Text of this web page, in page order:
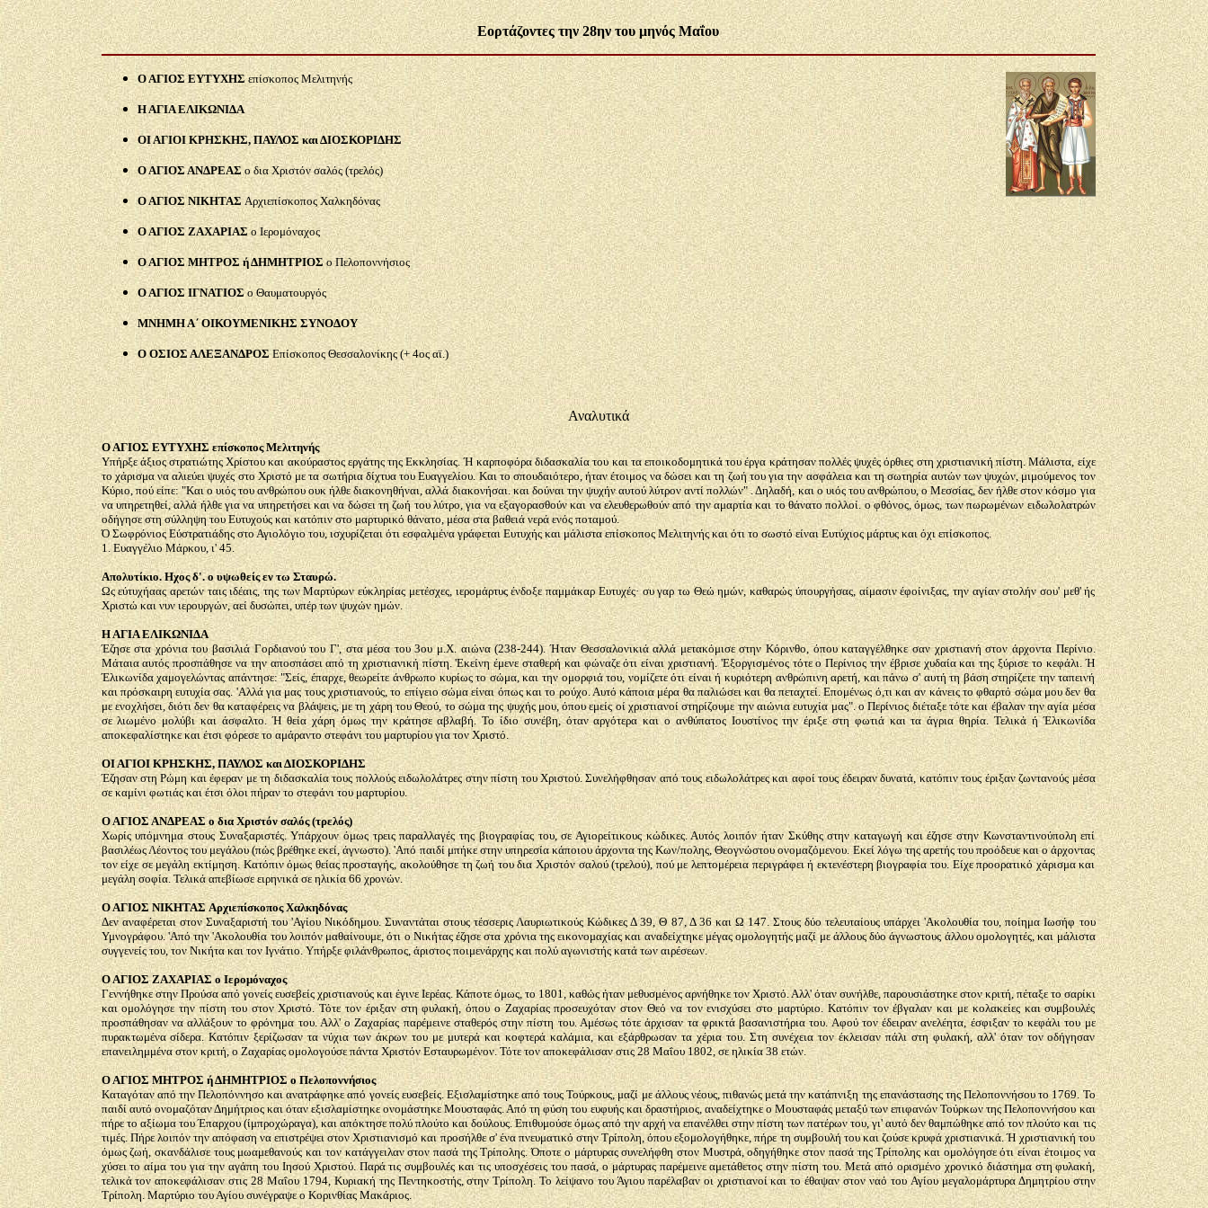
Εορτάζοντες την 28ην του μηνός Μαΐου
Ο ΑΓΙΟΣ ΕΥΤΥΧΗΣεπίσκοπος Μελιτηνής
Η ΑΓΙΑ ΕΛΙΚΩΝΙΔΑ
ΟΙ ΑΓΙΟΙ ΚΡΗΣΚΗΣ, ΠΑΥΛΟΣ και ΔΙΟΣΚΟΡΙΔΗΣ
Ο ΑΓΙΟΣ ΑΝΔΡΕΑΣο δια Χριστόν σαλός (τρελός)
Ο ΑΓΙΟΣ ΝΙΚΗΤΑΣ Αρχιεπίσκοπος Χαλκηδόνας
Ο ΑΓΙΟΣ ΖΑΧΑΡΙΑΣο Ιερομόναχος
Ο ΑΓΙΟΣ ΜΗΤΡΟΣ ή ΔΗΜΗΤΡΙΟΣο Πελοποννήσιος
Ο ΑΓΙΟΣ ΙΓΝΑΤΙΟΣο Θαυματουργός
ΜΝΗΜΗ Α΄ ΟΙΚΟΥΜΕΝΙΚΗΣ ΣΥΝΟΔΟΥ
Ο ΟΣΙΟΣ ΑΛΕΞΑΝΔΡΟΣΕπίσκοπος Θεσσαλονίκης (+ 4ος αϊ.)
Αναλυτικά
Ο ΑΓΙΟΣ ΕΥΤΥΧΗΣ επίσκοπος Μελιτηνής
Υπήρξε άξιος στρατιώτης Χρίστου και ακούραστος εργάτης της Εκκλησίας. Ή καρποφόρα διδασκαλία του και τα εποικοδομητικά του έργα κράτησαν πολλές ψυχές όρθιες στη χριστιανική πίστη. Μάλιστα, είχε
το χάρισμα να αλιεύει ψυχές στο Χριστό με τα σωτήρια δίχτυα του Ευαγγελίου. Και το σπουδαιότερο, ήταν έτοιμος να δώσει και τη ζωή του για την ασφάλεια και τη σωτηρία αυτών των ψυχών, μιμούμενος τον
Κύριο, πού είπε: "Και ο υιός του ανθρώπου ουκ ήλθε διακονηθήναι, αλλά διακονήσαι. και δούναι την ψυχήν αυτού λύτρον αντί πολλών" . Δηλαδή, και ο υιός του ανθρώπου, ο Μεσσίας, δεν ήλθε στον κόσμο για
να υπηρετηθεί, αλλά ήλθε για να υπηρετήσει και να δώσει τη ζωή του λύτρο, για να εξαγορασθούν και να ελευθερωθούν από την αμαρτία και το θάνατο πολλοί. ο φθόνος, όμως, των πωρωμένων ειδωλολατρών
οδήγησε στη σύλληψη του Ευτυχούς και κατόπιν στο μαρτυρικό θάνατο, μέσα στα βαθειά νερά ενός ποταμού.
Ό Σωφρόνιος Εύστρατιάδης στο Αγιολόγιο του, ισχυρίζεται ότι εσφαλμένα γράφεται Ευτυχής και μάλιστα επίσκοπος Μελιτηνής και ότι το σωστό είναι Ευτύχιος μάρτυς και όχι επίσκοπος.
1. Ευαγγέλιο Μάρκου, ι' 45.
Απολυτίκιο. Ηχος δ'. ο υψωθείς εν τω Σταυρώ.
Ως εύτυχήαας αρετών ταις ιδέαις, της των Μαρτύρων εύκληρίας μετέσχες, ιερομάρτυς ένδοξε παμμάκαρ Ευτυχές· συ γαρ τω Θεώ ημών, καθαρώς ύπουργήσας, αίμασιν έφοίνιξας, την αγίαν στολήν σου' μεθ' ής
Χριστώ και νυν ιερουργών, αεί δυσώπει, υπέρ των ψυχών ημών.
Η ΑΓΙΑ ΕΛΙΚΩΝΙΔΑ
Έζησε στα χρόνια του βασιλιά Γορδιανού του Γ', στα μέσα του 3ου μ.Χ. αιώνα (238-244). Ήταν Θεσσαλονικιά αλλά μετακόμισε στην Κόρινθο, όπου καταγγέλθηκε σαν χριστιανή στον άρχοντα Περίνιο.
Μάταια αυτός προσπάθησε να την αποσπάσει από τη χριστιανική πίστη. 'Εκείνη έμενε σταθερή και φώναζε ότι είναι χριστιανή. 'Εξοργισμένος τότε ο Περίνιος την έβρισε χυδαία και της ξύρισε το κεφάλι. Ή
Έλικωνίδα χαμογελώντας απάντησε: "Σείς, έπαρχε, θεωρείτε άνθρωπο κυρίως το σώμα, και την ομορφιά του, νομίζετε ότι είναι ή κυριότερη ανθρώπινη αρετή, και πάνω σ' αυτή τη βάση στηρίζετε την ταπεινή
και πρόσκαιρη ευτυχία σας. 'Αλλά για μας τους χριστιανούς, το επίγειο σώμα είναι όπως και το ρούχο. Αυτό κάποια μέρα θα παλιώσει και θα πεταχτεί. Επομένως ό,τι και αν κάνεις το φθαρτό σώμα μου δεν θα
με ενοχλήσει, διότι δεν θα καταφέρεις να βλάψεις, με τη χάρη του Θεού, το σώμα της ψυχής μου, όπου εμείς οί χριστιανοί στηρίζουμε την αιώνια ευτυχία μας". ο Περίνιος διέταξε τότε και έβαλαν την αγία μέσα
σε λιωμένο μολύβι και άσφαλτο. Ή θεία χάρη όμως την κράτησε αβλαβή. Το ίδιο συνέβη, όταν αργότερα και ο ανθύπατος Ιουστίνος την έριξε στη φωτιά και τα άγρια θηρία. Τελικά ή Έλικωνίδα
αποκεφαλίστηκε και έτσι φόρεσε το αμάραντο στεφάνι του μαρτυρίου για τον Χριστό.
ΟΙ ΑΓΙΟΙ ΚΡΗΣΚΗΣ, ΠΑΥΛΟΣ και ΔΙΟΣΚΟΡΙΔΗΣ
Έζησαν στη Ρώμη και έφεραν με τη διδασκαλία τους πολλούς ειδωλολάτρες στην πίστη του Χριστού. Συνελήφθησαν από τους ειδωλολάτρες και αφοί τους έδειραν δυνατά, κατόπιν τους έριξαν ζωντανούς μέσα
σε καμίνι φωτιάς και έτσι όλοι πήραν το στεφάνι του μαρτυρίου.
Ο ΑΓΙΟΣ ΑΝΔΡΕΑΣ ο δια Χριστόν σαλός (τρελός)
Χωρίς υπόμνημα στους Συναξαριστές. Υπάρχουν όμως τρεις παραλλαγές της βιογραφίας του, σε Αγιορείτικους κώδικες. Αυτός λοιπόν ήταν Σκύθης στην καταγωγή και έζησε στην Κωνσταντινούπολη επί
βασιλέως Λέοντος του μεγάλου (πώς βρέθηκε εκεί, άγνωστο). 'Από παιδί μπήκε στην υπηρεσία κάποιου άρχοντα της Κων/πολης, Θεογνώστου ονομαζόμενου. Εκεί λόγω της αρετής του προόδευε και ο άρχοντας
τον είχε σε μεγάλη εκτίμηση. Κατόπιν όμως θείας προσταγής, ακολούθησε τη ζωή του δια Χριστόν σαλού (τρελού), πού με λεπτομέρεια περιγράφει ή εκτενέστερη βιογραφία του. Είχε προορατικό χάρισμα και
μεγάλη σοφία. Τελικά απεβίωσε ειρηνικά σε ηλικία 66 χρονών.
Ο ΑΓΙΟΣ ΝΙΚΗΤΑΣ Αρχιεπίσκοπος Χαλκηδόνας
Δεν αναφέρεται στον Συναξαριστή του 'Αγίου Νικόδημου. Συναντάται στους τέσσερις Λαυριωτικούς Κώδικες Δ 39, Θ 87, Δ 36 και Ω 147. Στους δύο τελευταίους υπάρχει 'Ακολουθία του, ποίημα Ιωσήφ του
Υμνογράφου. 'Από την 'Ακολουθία του λοιπόν μαθαίνουμε, ότι ο Νικήτας έζησε στα χρόνια της εικονομαχίας και αναδείχτηκε μέγας ομολογητής μαζί με άλλους δύο άγνωστους άλλου ομολογητές, και μάλιστα
συγγενείς του, τον Νικήτα και τον Ιγνάτιο. Υπήρξε φιλάνθρωπος, άριστος ποιμενάρχης και πολύ αγωνιστής κατά των αιρέσεων.
Ο ΑΓΙΟΣ ΖΑΧΑΡΙΑΣ ο Ιερομόναχος
Γεννήθηκε στην Προύσα από γονείς ευσεβείς χριστιανούς και έγινε Ιερέας. Κάποτε όμως, το 1801, καθώς ήταν μεθυσμένος αρνήθηκε τον Χριστό. Αλλ' όταν συνήλθε, παρουσιάστηκε στον κριτή, πέταξε το σαρίκι
και ομολόγησε την πίστη του στον Χριστό. Τότε τον έριξαν στη φυλακή, όπου ο Ζαχαρίας προσευχόταν στον Θεό να τον ενισχύσει στο μαρτύριο. Κατόπιν τον έβγαλαν και με κολακείες και συμβουλές
προσπάθησαν να αλλάξουν το φρόνημα του. Αλλ' ο Ζαχαρίας παρέμεινε σταθερός στην πίστη του. Αμέσως τότε άρχισαν τα φρικτά βασανιστήρια του. Αφού τον έδειραν ανελέητα, έσφιξαν το κεφάλι του με
πυρακτωμένα σίδερα. Κατόπιν ξερίζωσαν τα νύχια των άκρων του με μυτερά και κοφτερά καλάμια, και εξάρθρωσαν τα χέρια του. Στη συνέχεια τον έκλεισαν πάλι στη φυλακή, αλλ' όταν τον οδήγησαν
επανειλημμένα στον κριτή, ο Ζαχαρίας ομολογούσε πάντα Χριστόν Εσταυρωμένον. Τότε τον αποκεφάλισαν στις 28 Μαΐου 1802, σε ηλικία 38 ετών.
Ο ΑΓΙΟΣ ΜΗΤΡΟΣ ή ΔΗΜΗΤΡΙΟΣ ο Πελοποννήσιος
Καταγόταν από την Πελοπόννησο και ανατράφηκε από γονείς ευσεβείς. Εξισλαμίστηκε από τους Τούρκους, μαζί με άλλους νέους, πιθανώς μετά την κατάπνιξη της επανάστασης της Πελοποννήσου το 1769. Το
παιδί αυτό ονομαζόταν Δημήτριος και όταν εξισλαμίστηκε ονομάστηκε Μουσταφάς. Από τη φύση του ευφυής και δραστήριος, αναδείχτηκε ο Μουσταφάς μεταξύ των επιφανών Τούρκων της Πελοποννήσου και
πήρε το αξίωμα του Έπαρχου (ίμπροχώραγα), και απόκτησε πολύ πλούτο και δούλους. Επιθυμούσε όμως από την αρχή να επανέλθει στην πίστη των πατέρων του, γι' αυτό δεν θαμπώθηκε από τον πλούτο και τις
τιμές. Πήρε λοιπόν την απόφαση να επιστρέψει στον Χριστιανισμό και προσήλθε σ' ένα πνευματικό στην Τρίπολη, όπου εξομολογήθηκε, πήρε τη συμβουλή του και ζούσε κρυφά χριστιανικά. Ή χριστιανική του
όμως ζωή, σκανδάλισε τους μωαμεθανούς και τον κατάγγειλαν στον πασά της Τρίπολης. Όποτε ο μάρτυρας συνελήφθη στον Μυστρά, οδηγήθηκε στον πασά της Τρίπολης και ομολόγησε ότι είναι έτοιμος να
χύσει το αίμα του για την αγάπη του Ιησού Χριστού. Παρά τις συμβουλές και τις υποσχέσεις του πασά, ο μάρτυρας παρέμεινε αμετάθετος στην πίστη του. Μετά από ορισμένο χρονικό διάστημα στη φυλακή,
τελικά τον αποκεφάλισαν στις 28 Μαΐου 1794, Κυριακή της Πεντηκοστής, στην Τρίπολη. Το λείψανο του Άγιου παρέλαβαν οι χριστιανοί και το έθαψαν στον ναό του Αγίου μεγαλομάρτυρα Δημητρίου στην
Τρίπολη. Μαρτύριο του Αγίου συνέγραψε ο Κορινθίας Μακάριος.